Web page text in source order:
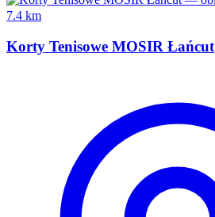
7.4 km
Korty Tenisowe MOSIR Łańcut